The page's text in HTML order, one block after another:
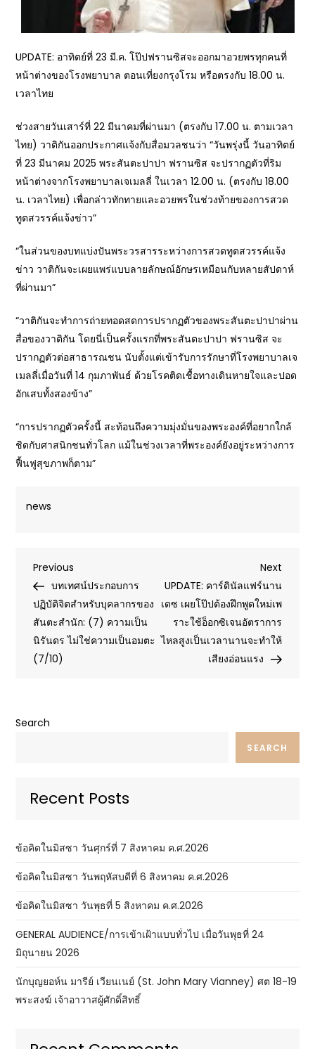
UPDATE: อาทิตย์ที่ 23 มี.ค. โป๊ปฟรานซิสจะออกมาอวยพรทุกคนที่
หน้าต่างของโรงพยาบาล ตอนเที่ยงกรุงโรม หรือตรงกับ 18.00 น.
เวลาไทย
ช่วงสายวันเสาร์ที่ 22 มีนาคมที่ผ่านมา (ตรงกับ 17.00 น. ตามเวลา
ไทย) วาติกันออกประกาศแจ้งกับสื่อมวลชนว่า “วันพรุ่งนี้ วันอาทิตย์
ที่ 23 มีนาคม 2025 พระสันตะปาปา ฟรานซิส จะปรากฏตัวที่ริม
หน้าต่างจากโรงพยาบาลเจเมลลี่ ในเวลา 12.00 น. (ตรงกับ 18.00
น. เวลาไทย) เพื่อกล่าวทักทายและอวยพรในช่วงท้ายของการสวด
ทูตสวรรค์แจ้งข่าว”
“ในส่วนของบทแบ่งปันพระวรสารระหว่างการสวดทูตสวรรค์แจ้ง
ข่าว วาติกันจะเผยแพร่แบบลายลักษณ์อักษรเหมือนกับหลายสัปดาห์
ที่ผ่านมา”
“วาติกันจะทำการถ่ายทอดสดการปรากฏตัวของพระสันตะปาปาผ่าน
สื่อของวาติกัน โดยนี่เป็นครั้งแรกที่พระสันตะปาปา ฟรานซิส จะ
ปรากฏตัวต่อสาธารณชน นับตั้งแต่เข้ารับการรักษาที่โรงพยาบาลเจ
เมลลี่เมื่อวันที่ 14 กุมภาพันธ์ ด้วยโรคติดเชื้อทางเดินหายใจและปอด
อักเสบทั้งสองข้าง”
“การปรากฏตัวครั้งนี้ สะท้อนถึงความมุ่งมั่นของพระองค์ที่อยากใกล้
ชิดกับศาสนิกชนทั่วโลก แม้ในช่วงเวลาที่พระองค์ยังอยู่ระหว่างการ
ฟื้นฟูสุขภาพก็ตาม”
news
Post
navigation
Previous
Post
Previous
บทเทศน์ประกอบการ
ปฏิบัติจิตสำหรับบุคลากรของ
สันตะสำนัก: (7) ความเป็น
นิรันดร ไม่ใช่ความเป็นอมตะ
(7/10)
Next
Post
Next
UPDATE: คาร์ดินัลแฟร์นาน
เดซ เผยโป๊ปต้องฝึกพูดใหม่เพ
ราะใช้อ็อกซิเจนอัตราการ
ไหลสูงเป็นเวลานานจะทำให้
เสียงอ่อนแรง
Search
SEARCH
Recent Posts
ข้อคิดในมิสซา วันศุกร์ที่ 7 สิงหาคม ค.ศ.2026
ข้อคิดในมิสซา วันพฤหัสบดีที่ 6 สิงหาคม ค.ศ.2026
ข้อคิดในมิสซา วันพุธที่ 5 สิงหาคม ค.ศ.2026
GENERAL AUDIENCE/การเข้าเฝ้าแบบทั่วไป เมื่อวันพุธที่ 24
มิถุนายน 2026
นักบุญยอห์น มารีย์ เวียนเนย์ (St. John Mary Vianney) ศต 18-19
พระสงฆ์ เจ้าอาวาสผู้ศักดิ์สิทธิ์